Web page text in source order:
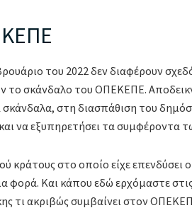
του 2022 δεν διαφέρουν
το σκάνδαλο του ΟΠΕΚΕΠΕ.
στη διασπάθιση του
να εξυπηρετήσει τα συμφέροντα
κράτους στο οποίο είχε επενδύσει
φορά. Και κάπου εδώ ερχόμαστε
τι ακριβώς συμβαίνει στον